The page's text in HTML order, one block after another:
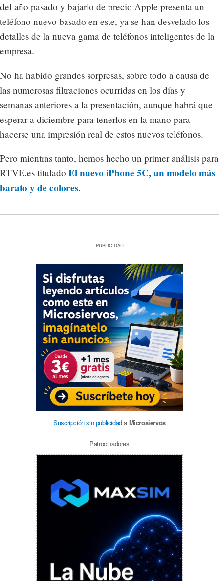
del año pasado y bajarlo de precio Apple presenta un
teléfono nuevo basado en este, ya se han desvelado los
detalles de la nueva gama de teléfonos inteligentes de la
empresa.
No ha habido grandes sorpresas, sobre todo a causa de
las numerosas filtraciones ocurridas en los días y
semanas anteriores a la presentación, aunque habrá que
esperar a diciembre para tenerlos en la mano para
hacerse una impresión real de estos nuevos teléfonos.
Pero mientras tanto, hemos hecho un primer análisis para
RTVE.es titulado El nuevo iPhone 5C, un modelo más
barato y de colores.
PUBLICIDAD
Suscripción sin publicidada Microsiervos
Patrocinadores